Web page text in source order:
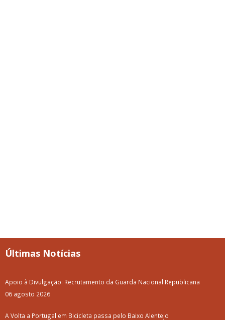
Últimas Notícias
Apoio à Divulgação: Recrutamento da Guarda Nacional Republicana
06 agosto 2026
A Volta a Portugal em Bicicleta passa pelo Baixo Alentejo